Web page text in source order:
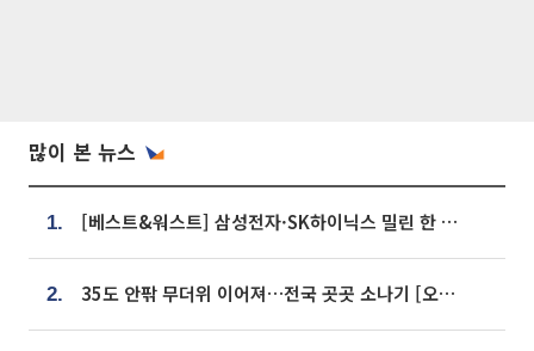
많이 본 뉴스
1. [베스트&워스트] 삼성전자·SK하이닉스 밀린 한 주…상상인증권은 85% 급등
2. 35도 안팎 무더위 이어져…전국 곳곳 소나기 [오늘 날씨]